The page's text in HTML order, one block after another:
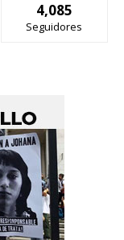
4,085
Seguidores